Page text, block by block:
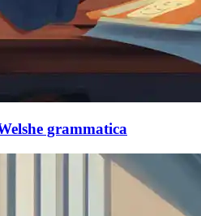
grammatica